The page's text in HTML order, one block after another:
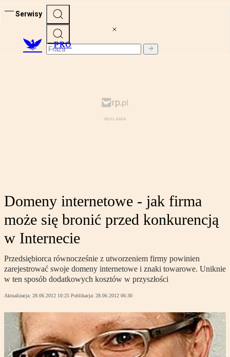
Serwisy
PRO
Domeny internetowe - jak firma
może się bronić przed konkurencją
w Internecie
Przedsiębiorca równocześnie z utworzeniem firmy powinien
zarejestrować swoje domeny internetowe i znaki towarowe. Uniknie
w ten sposób dodatkowych kosztów w przyszłości
Aktualizacja: 28.06.2012 10:25 Publikacja: 28.06.2012 06:30